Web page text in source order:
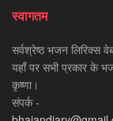
स्वागतम
सर्वश्रेष्ठ भजन लिरिक्स
यहाँ पर सभी प्रकार के
कृष्णा।
संपर्क -